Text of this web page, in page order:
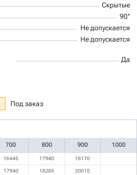
Скрытые
90°
Не допускается
Не допускается
Да
Под заказ
700 800 900 1000
16445 17940 18170
17940 18285 20010